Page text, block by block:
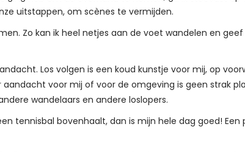
uitstappen, om scènes te vermijden.
Zo kan ik heel netjes aan de voet wandelen en
Los volgen is een koud kunstje voor mij, op
voor mij of voor de omgeving is geen strak
wandelaars en andere loslopers.
tennisbal bovenhaalt, dan is mijn hele dag goed!